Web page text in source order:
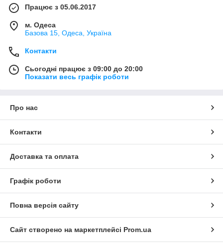
Працює з 05.06.2017
м. Одеса
Базова 15, Одеса, Україна
Контакти
Сьогодні працює з 09:00 до 20:00
Показати весь графік роботи
Про нас
Контакти
Доставка та оплата
Графік роботи
Повна версія сайту
Сайт створено на маркетплейсі Prom.ua